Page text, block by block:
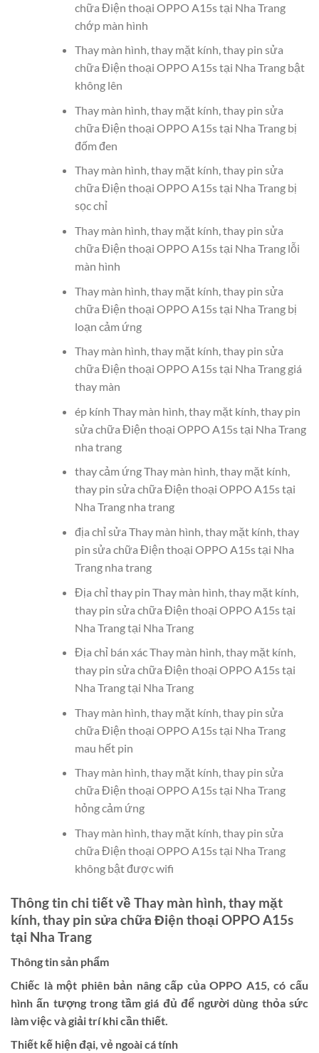
chữa Điện thoại OPPO A15s tại Nha Trang
chớp màn hình
Thay màn hình, thay mặt kính, thay pin sửa
chữa Điện thoại OPPO A15s tại Nha Trang bật
không lên
Thay màn hình, thay mặt kính, thay pin sửa
chữa Điện thoại OPPO A15s tại Nha Trang bị
đốm đen
Thay màn hình, thay mặt kính, thay pin sửa
chữa Điện thoại OPPO A15s tại Nha Trang bị
sọc chỉ
Thay màn hình, thay mặt kính, thay pin sửa
chữa Điện thoại OPPO A15s tại Nha Trang lỗi
màn hình
Thay màn hình, thay mặt kính, thay pin sửa
chữa Điện thoại OPPO A15s tại Nha Trang bị
loạn cảm ứng
Thay màn hình, thay mặt kính, thay pin sửa
chữa Điện thoại OPPO A15s tại Nha Trang giá
thay màn
ép kính Thay màn hình, thay mặt kính, thay pin
sửa chữa Điện thoại OPPO A15s tại Nha Trang
nha trang
thay cảm ứng Thay màn hình, thay mặt kính,
thay pin sửa chữa Điện thoại OPPO A15s tại
Nha Trang nha trang
địa chỉ sửa Thay màn hình, thay mặt kính, thay
pin sửa chữa Điện thoại OPPO A15s tại Nha
Trang nha trang
Địa chỉ thay pin Thay màn hình, thay mặt kính,
thay pin sửa chữa Điện thoại OPPO A15s tại
Nha Trang tại Nha Trang
Địa chỉ bán xác Thay màn hình, thay mặt kính,
thay pin sửa chữa Điện thoại OPPO A15s tại
Nha Trang tại Nha Trang
Thay màn hình, thay mặt kính, thay pin sửa
chữa Điện thoại OPPO A15s tại Nha Trang
mau hết pin
Thay màn hình, thay mặt kính, thay pin sửa
chữa Điện thoại OPPO A15s tại Nha Trang
hỏng cảm ứng
Thay màn hình, thay mặt kính, thay pin sửa
chữa Điện thoại OPPO A15s tại Nha Trang
không bật được wifi
Thông tin chi tiết về Thay màn hình, thay mặt
kính, thay pin sửa chữa Điện thoại OPPO A15s
tại Nha Trang
Thông tin sản phẩm
Chiếc là một phiên bản nâng cấp của OPPO A15, có cấu
hình ấn tượng trong tầm giá đủ để người dùng thỏa sức
làm việc và giải trí khi cần thiết.
Thiết kế hiện đại, vẻ ngoài cá tính